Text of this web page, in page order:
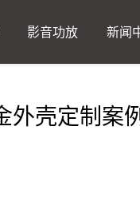
影音功放 新闻
外壳定制案